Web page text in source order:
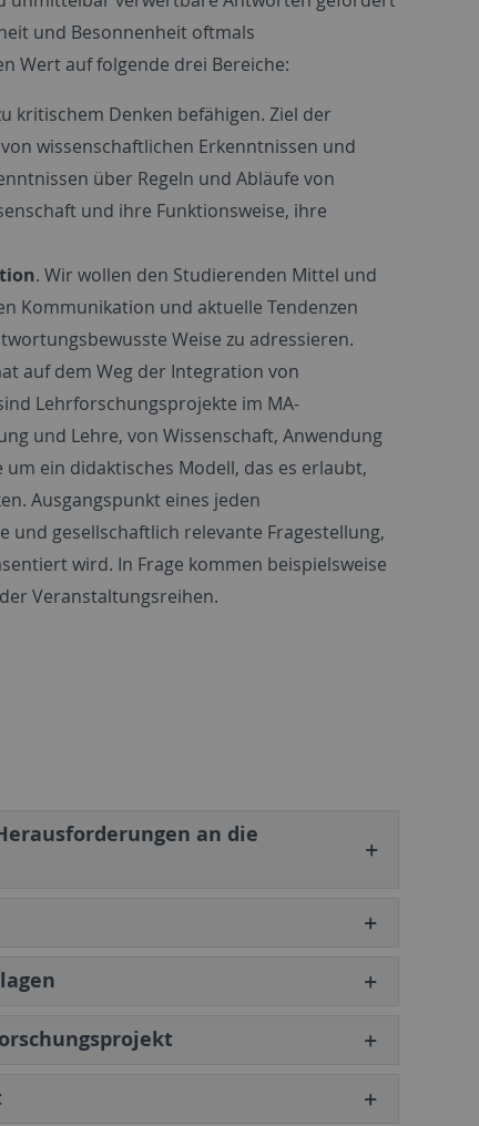
und Besonnenheit oftmals
Wert auf folgende drei Bereiche:
kritischem Denken befähigen. Ziel der
wissenschaftlichen Erkenntnissen und
über Regeln und Abläufe von
und ihre Funktionsweise, ihre
. Wir wollen den Studierenden Mittel und
Kommunikation und aktuelle Tendenzen
Weise zu adressieren.
auf dem Weg der Integration von
Lehrforschungsprojekte im MA-
und Lehre, von Wissenschaft, Anwendung
ein didaktisches Modell, das es erlaubt,
Ausgangspunkt eines jeden
gesellschaftlich relevante Fragestellung,
wird. In Frage kommen beispielsweise
Veranstaltungsreihen.
an die